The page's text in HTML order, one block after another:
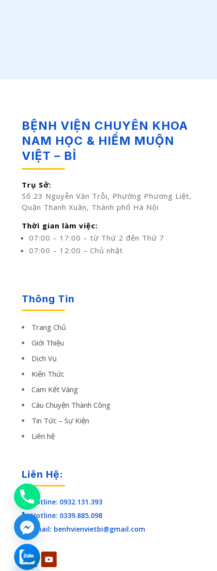
BỆNH VIỆN CHUYÊN KHOA
NAM HỌC & HIẾM MUỘN
VIỆT – BỈ
Trụ Sở:
Số 23 Nguyễn Văn Trỗi, Phường Phương Liệt,
Quận Thanh Xuân, Thành phố Hà Nội
Thời gian làm việc:
07:00 – 17:00 – từ Thứ 2 đến Thứ 7
07:00 – 12:00 – Chủ nhật
Thông Tin
Trang Chủ
Giới Thiệu
Dịch Vụ
Kiến Thức
Cam Kết Vàng
Câu Chuyện Thành Công
Tin Tức – Sự Kiện
Liên hệ
Liên Hệ:
 Hotline: 0932.131.393
 Hotline: 0339.885.098
 Email: benhvienvietbi@gmail.com
chaty